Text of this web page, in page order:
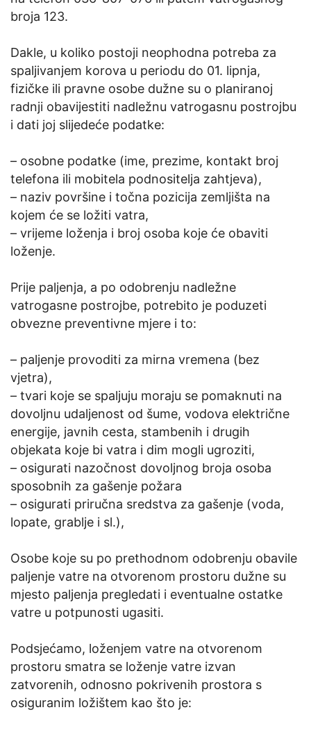
broja 123.
Dakle, u koliko postoji neophodna potreba za
spaljivanjem korova u periodu do 01. lipnja,
fizičke ili pravne osobe dužne su o planiranoj
radnji obavijestiti nadležnu vatrogasnu postrojbu
i dati joj slijedeće podatke:
– osobne podatke (ime, prezime, kontakt broj
telefona ili mobitela podnositelja zahtjeva),
– naziv površine i točna pozicija zemljišta na
kojem će se ložiti vatra,
– vrijeme loženja i broj osoba koje će obaviti
loženje.
Prije paljenja, a po odobrenju nadležne
vatrogasne postrojbe, potrebito je poduzeti
obvezne preventivne mjere i to:
– paljenje provoditi za mirna vremena (bez
vjetra),
– tvari koje se spaljuju moraju se pomaknuti na
dovoljnu udaljenost od šume, vodova električne
energije, javnih cesta, stambenih i drugih
objekata koje bi vatra i dim mogli ugroziti,
– osigurati nazočnost dovoljnog broja osoba
sposobnih za gašenje požara
– osigurati priručna sredstva za gašenje (voda,
lopate, grablje i sl.),
Osobe koje su po prethodnom odobrenju obavile
paljenje vatre na otvorenom prostoru dužne su
mjesto paljenja pregledati i eventualne ostatke
vatre u potpunosti ugasiti.
Podsjećamo, loženjem vatre na otvorenom
prostoru smatra se loženje vatre izvan
zatvorenih, odnosno pokrivenih prostora s
osiguranim ložištem kao što je: